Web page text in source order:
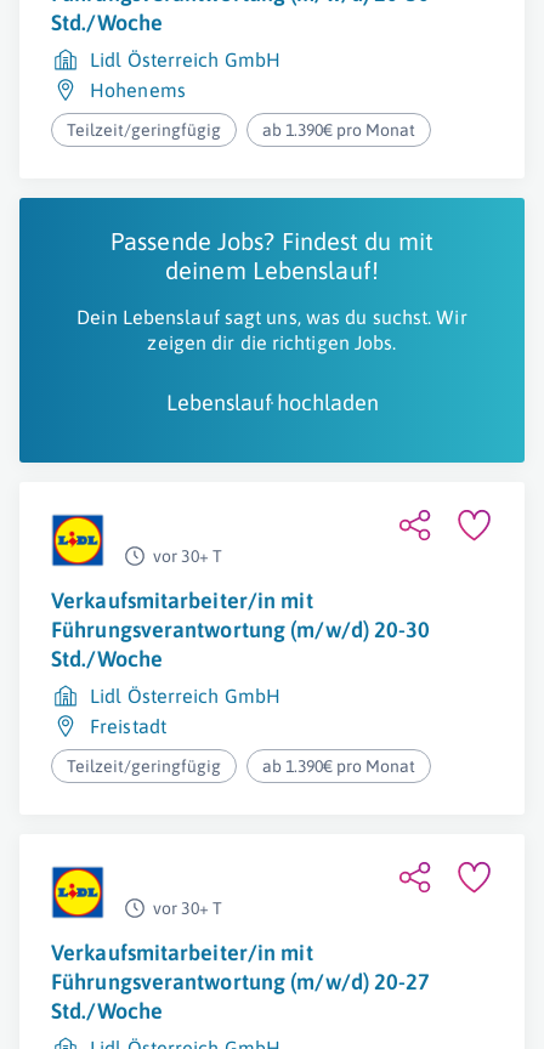
Std./Woche
Lidl Österreich GmbH
Hohenems
Teilzeit/geringfügig ab 1.390€ pro Monat
Passende Jobs? Findest du mit
deinem Lebenslauf!
Dein Lebenslauf sagt uns, was du suchst. Wir
zeigen dir die richtigen Jobs.
Lebenslauf hochladen
vor 30+ T
Verkaufsmitarbeiter/in mit
Führungsverantwortung (m/w/d) 20-30
Std./Woche
Lidl Österreich GmbH
Freistadt
Teilzeit/geringfügig ab 1.390€ pro Monat
vor 30+ T
Verkaufsmitarbeiter/in mit
Führungsverantwortung (m/w/d) 20-27
Std./Woche